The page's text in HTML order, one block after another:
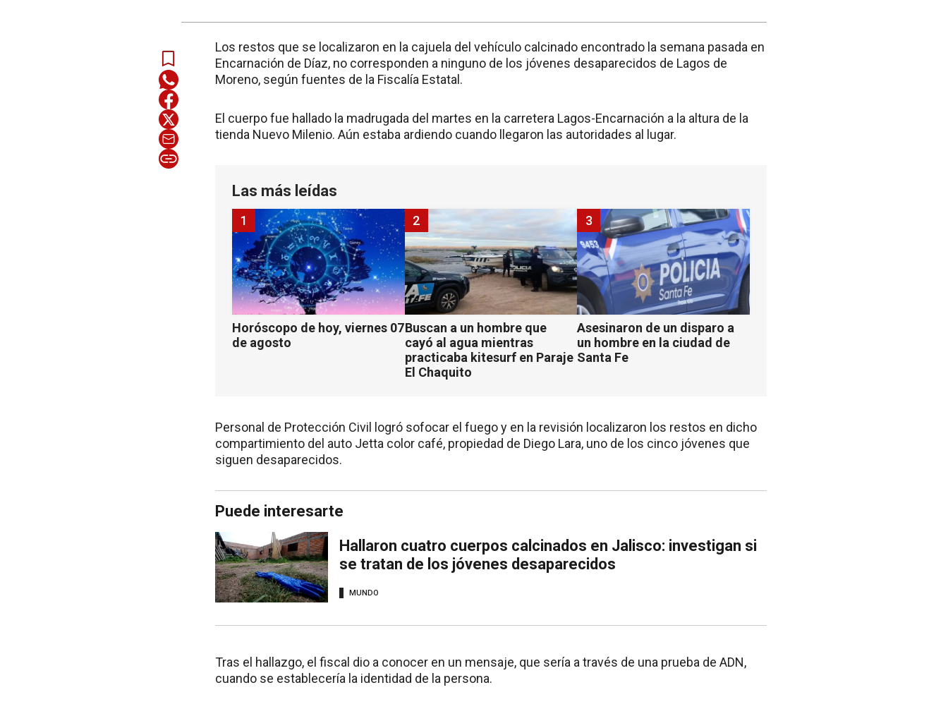
Los restos que se localizaron en la cajuela del vehículo calcinado encontrado la semana pasada en
Encarnación de Díaz, no corresponden a ninguno de los jóvenes desaparecidos de Lagos de
Moreno, según fuentes de la Fiscalía Estatal.
El cuerpo fue hallado la madrugada del martes en la carretera Lagos-Encarnación a la altura de la
tienda Nuevo Milenio. Aún estaba ardiendo cuando llegaron las autoridades al lugar.
Las más leídas
Horóscopo de hoy, viernes 07
de agosto
1
Buscan a un hombre que
cayó al agua mientras
practicaba kitesurf en Paraje
El Chaquito
2
Asesinaron de un disparo a
un hombre en la ciudad de
Santa Fe
3
Personal de Protección Civil logró sofocar el fuego y en la revisión localizaron los restos en dicho
compartimiento del auto Jetta color café, propiedad de Diego Lara, uno de los cinco jóvenes que
siguen desaparecidos.
Puede interesarte
Hallaron cuatro cuerpos calcinados en Jalisco: investigan si
se tratan de los jóvenes desaparecidos
MUNDO
Tras el hallazgo, el fiscal dio a conocer en un mensaje, que sería a través de una prueba de ADN,
cuando se establecería la identidad de la persona.